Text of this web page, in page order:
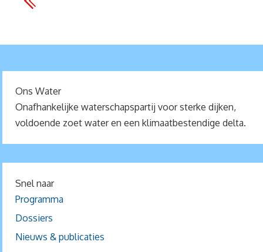
Ons Water
Onafhankelijke waterschapspartij voor sterke dijken,
voldoende zoet water en een klimaatbestendige delta.
Snel naar
Programma
Dossiers
Nieuws & publicaties